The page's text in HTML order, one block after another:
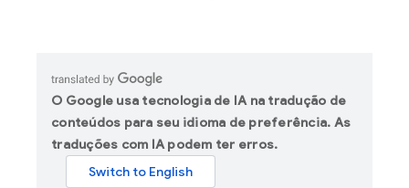
O Google usa tecnologia de IA na tradução de
conteúdos para seu idioma de preferência. As
traduções com IA podem ter erros.